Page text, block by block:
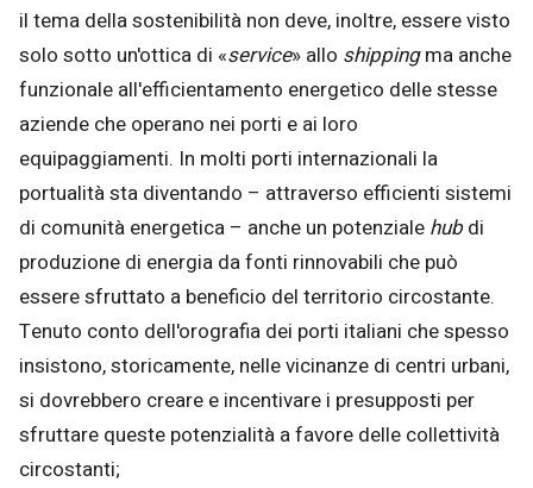
il tema della sostenibilità non deve, inoltre, essere visto
solo sotto un'ottica di «service» allo shippingma anche
funzionale all'efficientamento energetico delle stesse
aziende che operano nei porti e ai loro
equipaggiamenti. In molti porti internazionali la
portualità sta diventando – attraverso efficienti sistemi
di comunità energetica – anche un potenziale hubdi
produzione di energia da fonti rinnovabili che può
essere sfruttato a beneficio del territorio circostante.
Tenuto conto dell'orografia dei porti italiani che spesso
insistono, storicamente, nelle vicinanze di centri urbani,
si dovrebbero creare e incentivare i presupposti per
sfruttare queste potenzialità a favore delle collettività
circostanti;